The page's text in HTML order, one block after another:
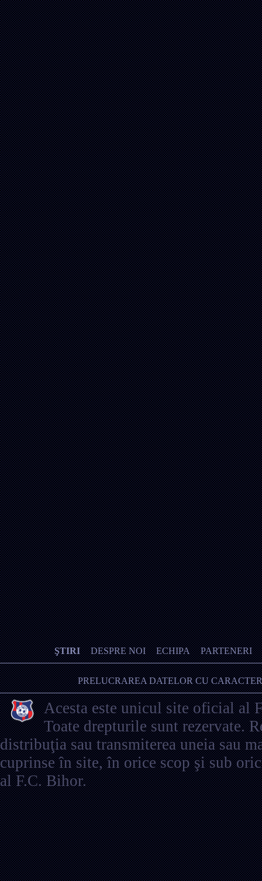
ŞTIRI DESPRE NOI ECHIPA PARTENERI
PRELUCRAREA DATELOR CU
Acesta este unicul site oficial al
Toate drepturile sunt rezervate.
distribuţia sau transmiterea uneia sau
cuprinse în site, în orice scop şi sub
al F.C. Bihor.